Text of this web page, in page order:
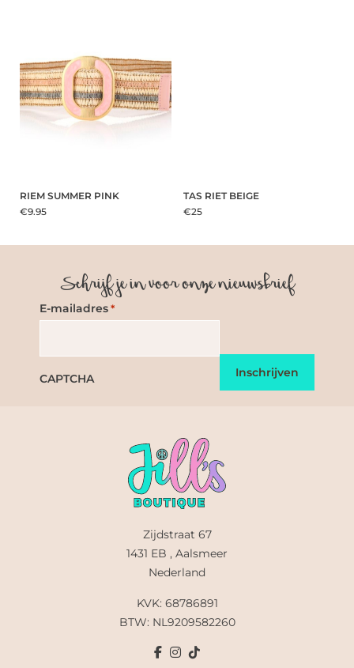
RIEM SUMMER PINK
€9.95
TAS RIET BEIGE
€25
Schrijf je in voor onze nieuwsbrief
E-mailadres *
CAPTCHA
Zijdstraat 67
1431 EB , Aalsmeer
Nederland
KVK: 68786891
BTW: NL9209582260